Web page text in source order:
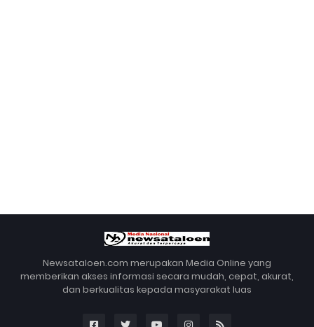
Newsataloen.com merupakan Media Online yang
memberikan akses informasi secara mudah, cepat, akurat,
dan berkualitas kepada masyarakat luas